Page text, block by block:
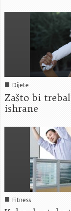
■ Dijete
Zašto bi
ishrane
■ Fitness